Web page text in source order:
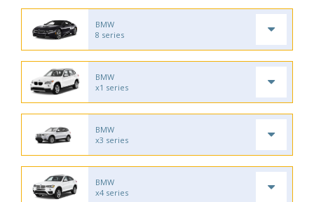
BMW
8 series
BMW
x1 series
BMW
x3 series
BMW
x4 series